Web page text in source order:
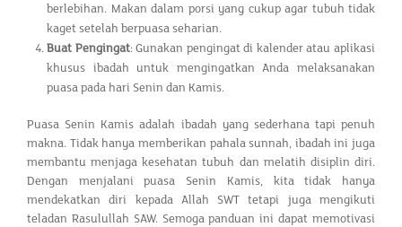
berlebihan. Makan dalam porsi yang cukup agar tubuh tidak
kaget setelah berpuasa seharian.
Buat Pengingat: Gunakan pengingat di kalender atau aplikasi
khusus ibadah untuk mengingatkan Anda melaksanakan
puasa pada hari Senin dan Kamis.
Puasa Senin Kamis adalah ibadah yang sederhana tapi penuh
makna. Tidak hanya memberikan pahala sunnah, ibadah ini juga
membantu menjaga kesehatan tubuh dan melatih disiplin diri.
Dengan menjalani puasa Senin Kamis, kita tidak hanya
mendekatkan diri kepada Allah SWT tetapi juga mengikuti
teladan Rasulullah SAW. Semoga panduan ini dapat memotivasi